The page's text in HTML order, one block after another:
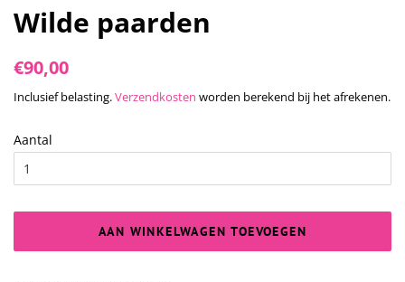
Wilde paarden
Normale
€90,00
Inclusief belasting.Verzendkosten worden berekend bij het afrekenen.
Aantal
AAN WINKELWAGEN TOEVOEGEN